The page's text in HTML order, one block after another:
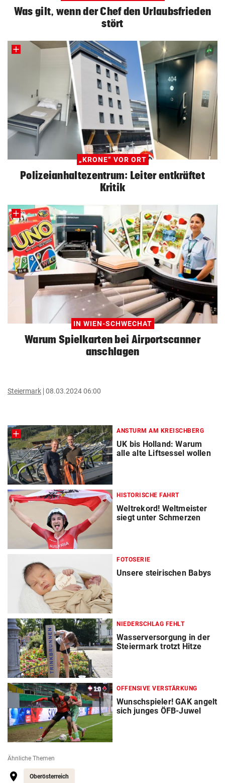
Was gilt, wenn der Chef den Urlaubsfrieden
stört
„KRONE“ VOR ORT
Polizeianhaltezentrum: Leiter entkräftet
Kritik
IN WIEN-SCHWECHAT
Warum Spielkarten bei Airportscanner
anschlagen
Steiermark 08.03.2024 06:00
ANSTURM AM KREISCHBERG
UK bis Holland: Warum
alle alte Liftsessel wollen
HISTORISCHE FAHRT
Weltrekord! Weltmeister
siegt unter Schmerzen
FOTOSERIE
Unsere steirischen Babys
NIEDERSCHLAG FEHLT
Wasserversorgung in der
Steiermark trotzt Hitze
OFFENSIVE VERSTÄRKUNG
Wunschspieler! GAK angelt
sich junges ÖFB-Juwel
Ähnliche Themen
Oberösterreich